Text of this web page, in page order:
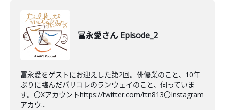
冨永愛さん Episode_2
冨永愛をゲストにお迎えした第2回。俳優業のこと、10年
ぶりに臨んだパリコレのランウェイのこと、伺っていま
す。〇Xアカウントhttps://twitter.com/ttn813〇Instagram
アカウ...